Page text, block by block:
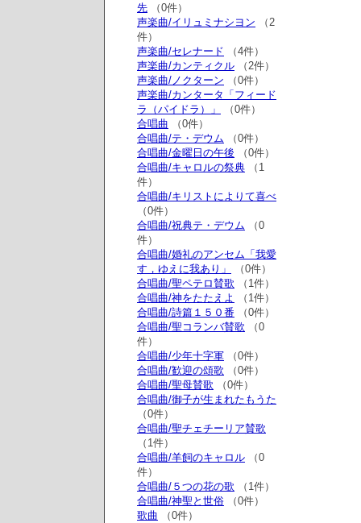
先 （0件）
声楽曲/イリュミナシヨン （2
件）
声楽曲/セレナード （4件）
声楽曲/カンティクル （2件）
声楽曲/ノクターン （0件）
声楽曲/カンタータ「フィード
ラ（パイドラ）」
（0件）
合唱曲 （0件）
合唱曲/テ・デウム （0件）
合唱曲/金曜日の午後 （0件）
合唱曲/キャロルの祭典 （1
件）
合唱曲/キリストによりて喜べ
（0件）
合唱曲/祝典テ・デウム （0
件）
合唱曲/婚礼のアンセム「我愛
す，ゆえに我あり」
（0件）
合唱曲/聖ペテロ賛歌 （1件）
合唱曲/神をたたえよ
（1件）
合唱曲/詩篇１５０番 （0件）
合唱曲/聖コランバ賛歌 （0
件）
合唱曲/少年十字軍 （0件）
合唱曲/歓迎の頌歌 （0件）
合唱曲/聖母賛歌 （0件）
合唱曲/御子が生まれたもうた
（0件）
合唱曲/聖チェチーリア賛歌
（1件）
合唱曲/羊飼のキャロル （0
件）
合唱曲/５つの花の歌 （1件）
合唱曲/神聖と世俗 （0件）
歌曲 （0件）